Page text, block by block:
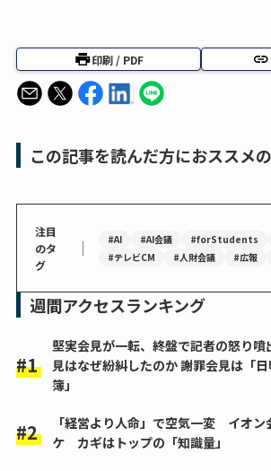
印刷 / PDF
この記事を読んだ方におススメ
注目
のタ
グ
｜ #AI #AI会議 #forStudents
#テレビCM
#人財会議 #広報
週間アクセスランキング
堅実会見が一転、終盤で記者の怒り噴
見はなぜ紛糾したのか 謝罪会見は「
簿」
「経営より人命」で空気一変 イオン
ケ カギはトップの「知識量」